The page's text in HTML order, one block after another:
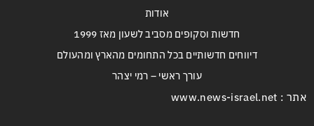
אודות
חדשות וסקופים מסביב לשעון מאז 1999
דיווחים חדשותיים בכל התחומים מהארץ ומהעולם
עורך ראשי – רמי יצהר
אתר : www.news-israel.net